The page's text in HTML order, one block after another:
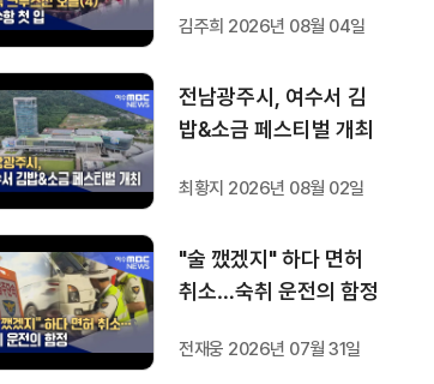
김주희 2026년 08월 04일
전남광주시, 여수서 김
밥&소금 페스티벌 개최
최황지 2026년 08월 02일
"술 깼겠지" 하다 면허
취소…숙취 운전의 함정
전재웅 2026년 07월 31일